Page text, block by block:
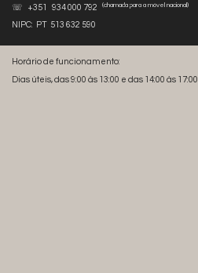
☏ +351 934 000 792 (chamada para a móvel nacional)
NIPC: PT 513 632 590
Horário de funcionamento:
Dias úteis, das 9:00 às 13:00 e das 14:00 às 17:00